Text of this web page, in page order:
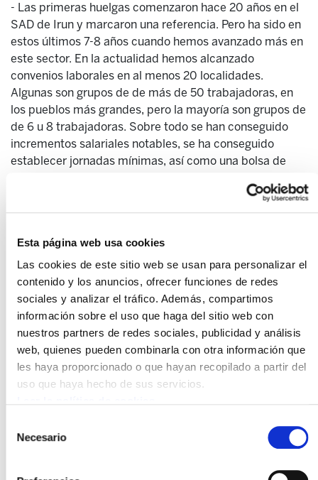
Esta página web usa cookies
Las cookies de este sitio web se usan para personalizar el
contenido y los anuncios, ofrecer funciones de redes
sociales y analizar el tráfico. Además, compartimos
información sobre el uso que haga del sitio web con
nuestros partners de redes sociales, publicidad y análisis
web, quienes pueden combinarla con otra información que
les haya proporcionado o que hayan recopilado a partir del
uso que haya hecho de sus servicios.
Necesario
- Las primeras huelgas comenzaron hace 20 años en el
SAD de Irun y marcaron una referencia. Pero ha sido en
estos últimos 7-8 años cuando hemos avanzado más en
este sector. En la actualidad hemos alcanzado
convenios laborales en al menos 20 localidades.
Algunas son grupos de de más de 50 trabajadoras, en
los pueblos más grandes, pero la mayoría son grupos de
de 6 u 8 trabajadoras. Sobre todo se han conseguido
incrementos salariales notables, se ha conseguido
establecer jornadas mínimas, así como una bolsa de
horaria. Más que centrarnos en los logros, queremos
compartir con vosotras el valor del camino recorrido. 4
1. Las primeraso primero es contactar con las
trabajadoras y juntarlas en una asambles. Esto no es
nada sencillo dado que la mayoría no se conoce entre
ellas. Desde uno o dos contactos hasta la celebración de
la asamblea, en cada proceso, las militantes del
sindicato han tenido que hacer una avalancha de
llamadas. ¿Cuándo consideramos que una asamblea es
real? Cuando cada trabajadora habla de una en una y
entienden que además del problema individual estamos
condiciones de trabajo y centrar las reivindicaciones.